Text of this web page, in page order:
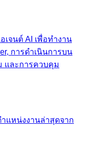
เจนต์ AI เพื่อทำงาน
การดำเนินการบน
และการควบคุม
แหน่งงานล่าสุดจาก